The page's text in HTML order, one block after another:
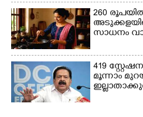
260
സാധനം
419
മൂന്നാം
Share
Copy